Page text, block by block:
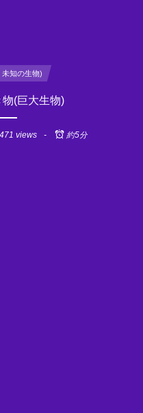
知の生物)
(巨大生物)
views 約5分